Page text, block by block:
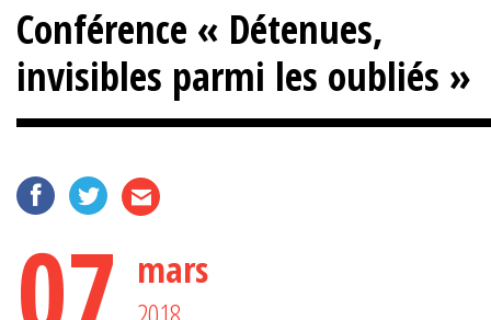
Conférence « Détenues,
invisibles parmi les oubliés »
07 mars